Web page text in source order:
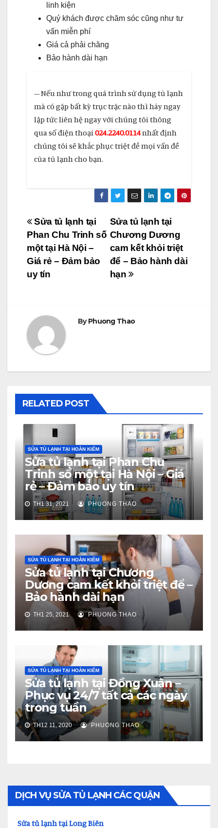
linh kiện
Quý khách được chăm sóc cũng như tư
vấn miễn phí
Giá cả phải chăng
Bảo hành dài hạn
– Nếu như trong quá trình sử dụng tủ lạnh
mà có gặp bất kỳ trục trặc nào thì hãy ngay
lập tức liên hệ ngay với chúng tôi thông
qua số điện thoại 024.2240.0114nhất định
chúng tôi sẽ khắc phục triệt để mọi vấn đề
của tủ lạnh cho bạn.
Điều
hướng
bài
viết
Sửa tủ lạnh tại
Chương Dương
cam kết khỏi triệt
để – Bảo hành dài
hạn
Sửa tủ lạnh tại
Phan Chu Trinh số
một tại Hà Nội –
Giá rẻ – Đảm bảo
uy tín
ByPhuong Thao
RELATED POST
SỬA TỦ LẠNH TẠI HOÀN KIẾM
Sửa tủ lạnh tại Phan Chu
Trinh số một tại Hà Nội – Giá
rẻ – Đảm bảo uy tín
TH1 31, 2021 PHUONG THAO
SỬA TỦ LẠNH TẠI HOÀN KIẾM
Sửa tủ lạnh tại Chương
Dương cam kết khỏi triệt để –
Bảo hành dài hạn
TH1 25, 2021 PHUONG THAO
SỬA TỦ LẠNH TẠI HOÀN KIẾM
Sửa tủ lạnh tại Đồng Xuân –
Phục vụ 24/7 tất cả các ngày
trong tuần
TH12 11, 2020 PHUONG THAO
DỊCH VỤ SỬA TỦ LẠNH CÁC QUẬN
Sửa tủ lạnh tại Long Biên